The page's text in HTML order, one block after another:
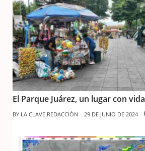
El Parque Juárez, un lugar con vida
BY LA CLAVE REDACCIÓN 29 DE JUNIO DE 2024